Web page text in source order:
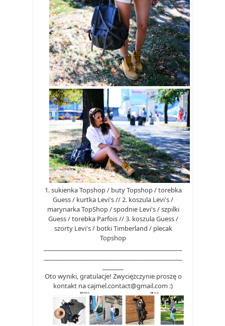
1. sukienka Topshop / buty Topshop / torebka
Guess / kurtka Levi's // 2. koszula Levi's /
marynarka TopShop / spodnie Levi's / szpilki
Guess / torebka Parfois // 3. koszula Guess /
szorty Levi's / botki Timberland / plecak
Topshop
Oto wyniki, gratulacje! Zwyciężczynie proszę o
kontakt na cajmel.contact@gmail.com :)